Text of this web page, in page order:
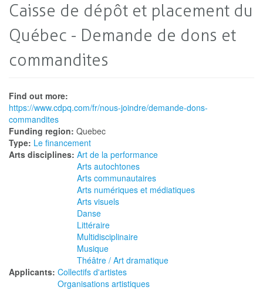
Caisse de dépôt et placement du
Québec - Demande de dons et
commandites
Find out more:
https://www.cdpq.com/fr/nous-joindre/demande-dons-
commandites
Funding region: Quebec
Type: Le financement
Arts disciplines: Art de la performance
Arts autochtones
Arts communautaires
Arts numériques et médiatiques
Arts visuels
Danse
Littéraire
Multidisciplinaire
Musique
Théâtre / Art dramatique
Applicants: Collectifs d'artistes
Organisations artistiques